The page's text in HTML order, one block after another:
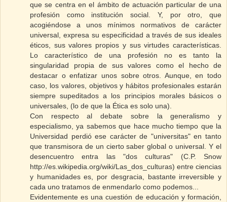
que se centra en el ámbito de actuación particular de una
profesión como institución social. Y, por otro, que
acogiéndose a unos mínimos normativos de carácter
universal, expresa su especificidad a través de sus ideales
éticos, sus valores propios y sus virtudes características.
Lo característico de una profesión no es tanto la
singularidad propia de sus valores como el hecho de
destacar o enfatizar unos sobre otros. Aunque, en todo
caso, los valores, objetivos y hábitos profesionales estarán
siempre supeditados a los principios morales básicos o
universales, (lo de que la Ética es solo una).
Con respecto al debate sobre la generalismo y
especialismo, ya sabemos que hace mucho tiempo que la
Universidad perdió ese carácter de "universitas" en tanto
que transmisora de un cierto saber global o universal. Y el
desencuentro entra las "dos culturas" (C.P. Snow
http://es.wikipedia.org/wiki/Las_dos_culturas) entre ciencias
y humanidades es, por desgracia, bastante irreversible y
cada uno tratamos de enmendarlo como podemos...
Evidentemente es una cuestión de educación y formación,